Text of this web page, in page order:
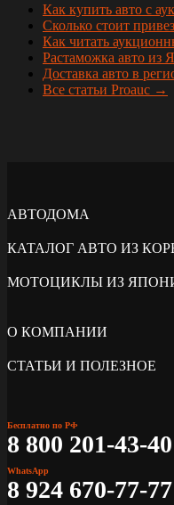
Как купить авто с
Сколько стоит
Как читать
Растаможка авто из
Доставка авто в
Все статьи Proauc →
АВТОДОМА
КАТАЛОГ АВТО ИЗ
МОТОЦИКЛЫ ИЗ
О КОМПАНИИ
СТАТЬИ И ПОЛЕЗНОЕ
Бесплатно по РФ
8 800 201-43-40
WhatsApp
8 924 670-77-77